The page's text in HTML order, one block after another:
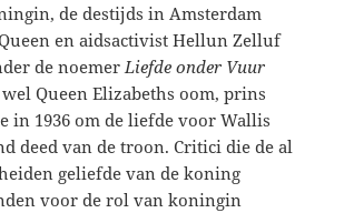
de destijds in Amsterdam
en aidsactivist Hellun Zelluf
de noemer Liefde onder Vuur
Queen Elizabeths oom, prins
in 1936 om de liefde voor Wallis
deed van de troon. Critici die de al
geliefde van de koning
voor de rol van koningin